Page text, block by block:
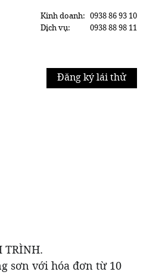
Kinh doanh:
0938 86 93 10
Dịch vụ:
0938 88 98 11
Đăng ký lái thử
TRÌNH.
sơn với hóa đơn từ 10